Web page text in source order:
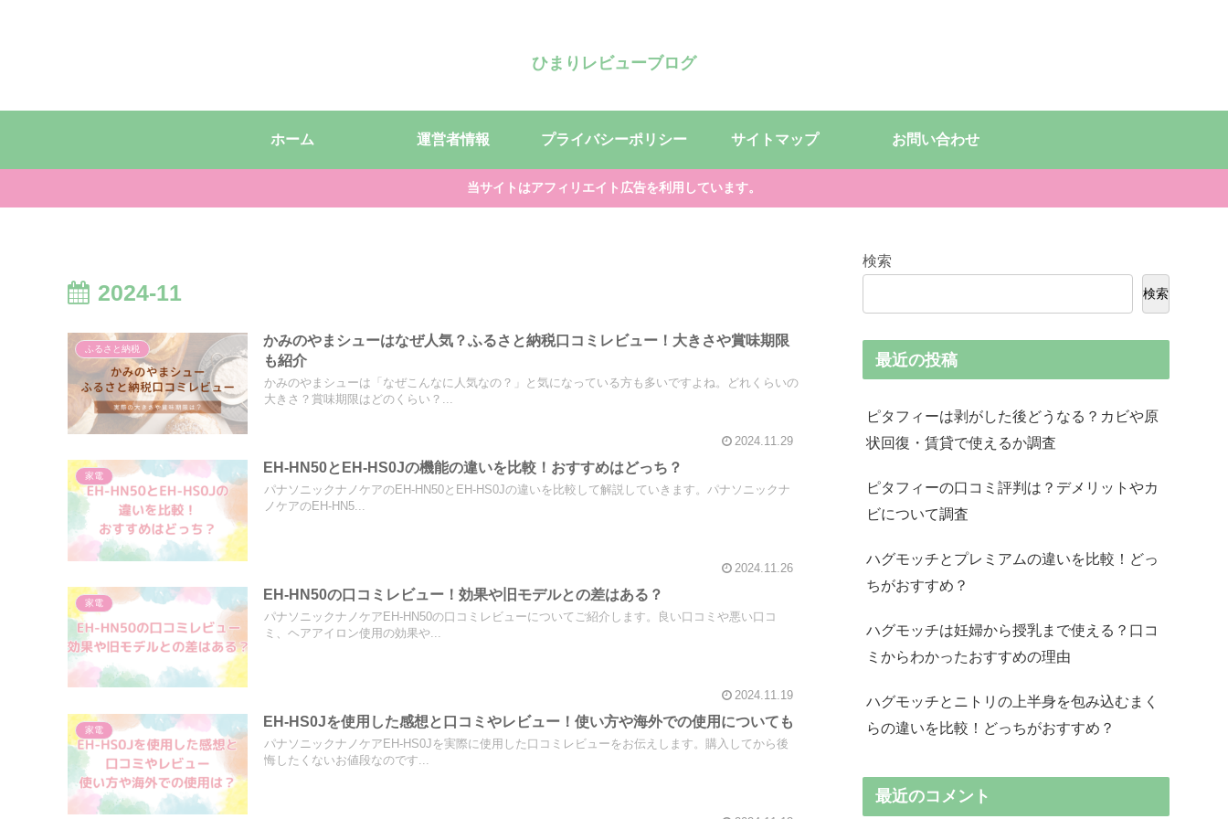
ひまりレビューブログ
ホーム 運営者情報 プライバシーポリシー サイトマップ お問い合わせ
当サイトはアフィリエイト広告を利用しています。
2024-11
ふるさと納税
かみのやまシューはなぜ人気？ふるさと納税口コミレビュー！大きさや賞味期限
も紹介
かみのやまシューは「なぜこんなに人気なの？」と気になっている方も多いですよね。どれくらいの
大きさ？賞味期限はどのくらい？...
2024.11.29
家電
EH-HN50とEH-HS0Jの機能の違いを比較！おすすめはどっち？
パナソニックナノケアのEH-HN50とEH-HS0Jの違いを比較して解説していきます。パナソニックナ
ノケアのEH-HN5...
2024.11.26
家電
EH-HN50の口コミレビュー！効果や旧モデルとの差はある？
パナソニックナノケアEH-HN50の口コミレビューについてご紹介します。良い口コミや悪い口コ
ミ、ヘアアイロン使用の効果や...
2024.11.19
家電
EH-HS0Jを使用した感想と口コミやレビュー！使い方や海外での使用についても
パナソニックナノケアEH-HS0Jを実際に使用した口コミレビューをお伝えします。購入してから後
悔したくないお値段なのです...
検索
検索
最近の投稿
ピタフィーは剥がした後どうなる？カビや原
状回復・賃貸で使えるか調査
ピタフィーの口コミ評判は？デメリットやカ
ビについて調査
ハグモッチとプレミアムの違いを比較！どっ
ちがおすすめ？
ハグモッチは妊婦から授乳まで使える？口コ
ミからわかったおすすめの理由
ハグモッチとニトリの上半身を包み込むまく
らの違いを比較！どっちがおすすめ？
最近のコメント